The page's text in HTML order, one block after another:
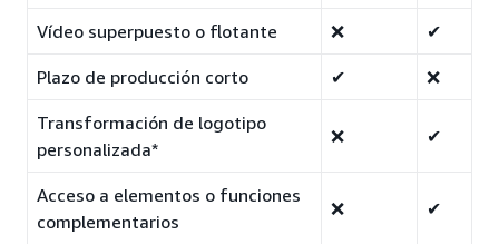
Vídeo superpuesto o flotante ❌ ✔
Plazo de producción corto ✔ ❌
Transformación de logotipo
personalizada*
❌ ✔
Acceso a elementos o funciones
complementarios
❌ ✔